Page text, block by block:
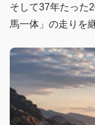
そして37年たった
馬一体」の走りを